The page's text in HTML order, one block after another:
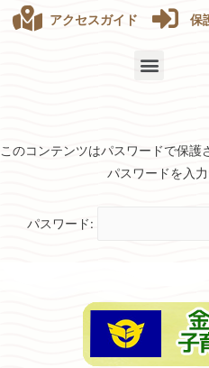
アクセスガイド 保
このコンテンツはパスワードで保護
パスワードを入力
パスワード: